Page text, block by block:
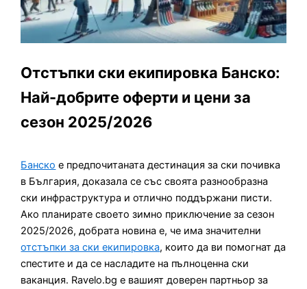
Отстъпки ски екипировка Банско:
Най-добрите оферти и цени за
сезон 2025/2026
Банско е предпочитаната дестинация за ски почивка
в България, доказала се със своята разнообразна
ски инфраструктура и отлично поддържани писти.
Ако планирате своето зимно приключение за сезон
2025/2026, добрата новина е, че има значителни
отстъпки за ски екипировка, които да ви помогнат да
спестите и да се насладите на пълноценна ски
ваканция. Ravelo.bg е вашият доверен партньор за